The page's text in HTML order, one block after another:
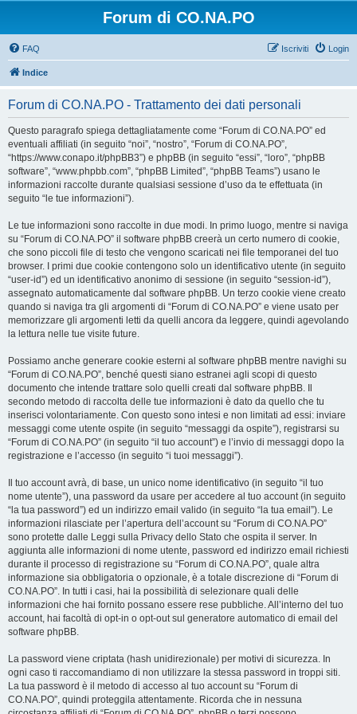
Forum di CO.NA.PO
FAQ Login
Iscriviti
Indice
Forum di CO.NA.PO - Trattamento dei dati personali
Questo paragrafo spiega dettagliatamente come “Forum di CO.NA.PO” ed
eventuali affiliati (in seguito “noi”, “nostro”, “Forum di CO.NA.PO”,
“https://www.conapo.it/phpBB3”) e phpBB (in seguito “essi”, “loro”, “phpBB
software”, “www.phpbb.com”, “phpBB Limited”, “phpBB Teams”) usano le
informazioni raccolte durante qualsiasi sessione d’uso da te effettuata (in
seguito “le tue informazioni”).
Le tue informazioni sono raccolte in due modi. In primo luogo, mentre si naviga
su “Forum di CO.NA.PO” il software phpBB creerà un certo numero di cookie,
che sono piccoli file di testo che vengono scaricati nei file temporanei del tuo
browser. I primi due cookie contengono solo un identificativo utente (in seguito
“user-id”) ed un identificativo anonimo di sessione (in seguito “session-id”),
assegnato automaticamente dal software phpBB. Un terzo cookie viene creato
quando si naviga tra gli argomenti di “Forum di CO.NA.PO” e viene usato per
memorizzare gli argomenti letti da quelli ancora da leggere, quindi agevolando
la lettura nelle tue visite future.
Possiamo anche generare cookie esterni al software phpBB mentre navighi su
“Forum di CO.NA.PO”, benché questi siano estranei agli scopi di questo
documento che intende trattare solo quelli creati dal software phpBB. Il
secondo metodo di raccolta delle tue informazioni è dato da quello che tu
inserisci volontariamente. Con questo sono intesi e non limitati ad essi: inviare
messaggi come utente ospite (in seguito “messaggi da ospite”), registrarsi su
“Forum di CO.NA.PO” (in seguito “il tuo account”) e l’invio di messaggi dopo la
registrazione e l’accesso (in seguito “i tuoi messaggi”).
Il tuo account avrà, di base, un unico nome identificativo (in seguito “il tuo
nome utente”), una password da usare per accedere al tuo account (in seguito
“la tua password”) ed un indirizzo email valido (in seguito “la tua email”). Le
informazioni rilasciate per l’apertura dell’account su “Forum di CO.NA.PO”
sono protette dalle Leggi sulla Privacy dello Stato che ospita il server. In
aggiunta alle informazioni di nome utente, password ed indirizzo email richiesti
durante il processo di registrazione su “Forum di CO.NA.PO”, quale altra
informazione sia obbligatoria o opzionale, è a totale discrezione di “Forum di
CO.NA.PO”. In tutti i casi, hai la possibilità di selezionare quali delle
informazioni che hai fornito possano essere rese pubbliche. All’interno del tuo
account, hai facoltà di opt-in o opt-out sul generatore automatico di email del
software phpBB.
La password viene criptata (hash unidirezionale) per motivi di sicurezza. In
ogni caso ti raccomandiamo di non utilizzare la stessa password in troppi siti.
La tua password è il metodo di accesso al tuo account su “Forum di
CO.NA.PO”, quindi proteggila attentamente. Ricorda che in nessuna